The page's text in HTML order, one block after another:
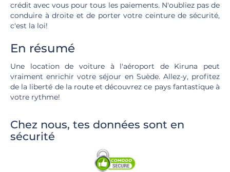
crédit avec vous pour tous les paiements. N'oubliez pas de
conduire à droite et de porter votre ceinture de sécurité,
c'est la loi!
En résumé
Une location de voiture à l'aéroport de Kiruna peut
vraiment enrichir votre séjour en Suède. Allez-y, profitez
de la liberté de la route et découvrez ce pays fantastique à
votre rythme!
Chez nous, tes données sont en
sécurité